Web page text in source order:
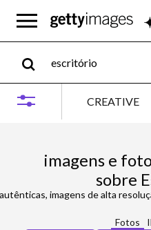
CREATIVE
imagens e
sobre
imagens de alta
Fotos